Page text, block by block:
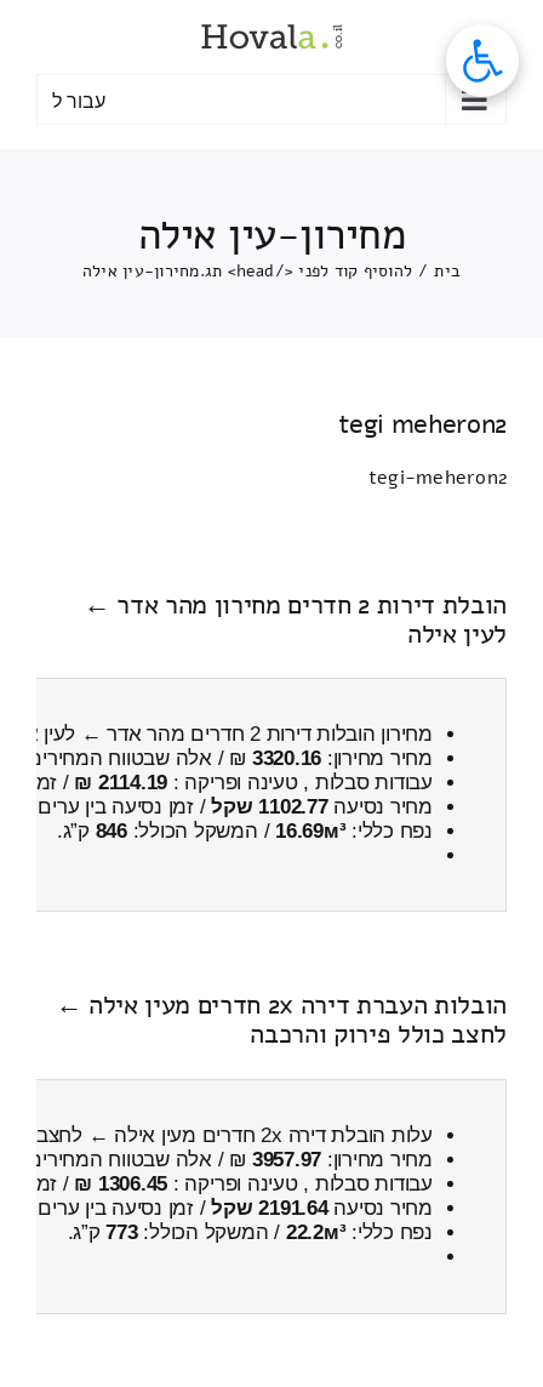
עבור ל
מחירון-עין אילה
בית / להוסיף קוד לפני </head> תג. מחירון-עין אילה
tegi meheron2
tegi-meheron2
הובלת דירות 2 חדרים מחירון מהר אדר ←
לעין אילה
מחירון הובלות דירות 2 חדרים מהר אדר ← לעין אילה
מחיר מחירון: 3320.16 ₪ / אלה שבטווח המחירים
עבודות סבלות , טעינה ופריקה : 2114.19 ₪ / זמן :
מחיר נסיעה1102.77 שקל / זמן נסיעה בין ערים
נפח כללי:16.69м³ / המשקל הכולל:846 ק”ג.
הובלות העברת דירה 2x חדרים מעין אילה ←
לחצב כולל פירוק והרכבה
עלות הובלת דירה 2x חדרים מעין אילה ← לחצב
מחיר מחירון: 3957.97 ₪ / אלה שבטווח המחירים
עבודות סבלות , טעינה ופריקה : 1306.45 ₪ / זמן :
מחיר נסיעה2191.64 שקל / זמן נסיעה בין ערים
נפח כללי:22.2м³ / המשקל הכולל:773ק”ג.